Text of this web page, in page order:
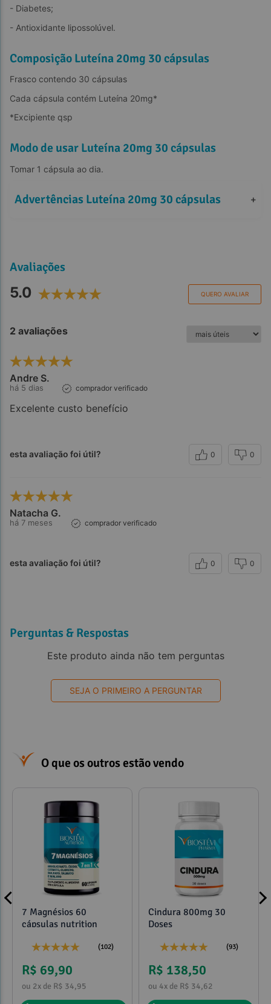
- Diabetes;
- Antioxidante lipossolúvel.
Composição Luteína 20mg 30 cápsulas
Frasco contendo 30 cápsulas
Cada cápsula contém Luteína 20mg*
*Excipiente qsp
Modo de usar Luteína 20mg 30 cápsulas
Tomar 1 cápsula ao dia.
Advertências Luteína 20mg 30 cápsulas +
Avaliações
5.0 QUERO AVALIAR
2 avaliações
Andre S.
há 5 dias comprador verificado
Excelente custo benefício
esta avaliação foi útil? 0 0
Natacha G.
há 7 meses comprador verificado
esta avaliação foi útil? 0 0
Perguntas & Respostas
Este produto ainda não tem perguntas
SEJA O PRIMEIRO A PERGUNTAR
O que os outros estão vendo
7 Magnésios 60
cápsulas nutrition
(102)
R$ 69,90
ou 2x de R$ 34,95
Cindura 800mg 30
Doses
(93)
R$ 138,50
ou 4x de R$ 34,62